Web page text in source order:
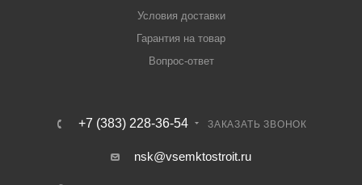
Условия доставки
Гарантия на товар
Вопрос-ответ
+7 (383) 228-36-54 ЗАКАЗАТЬ ЗВОНОК
nsk@vsemktostroit.ru